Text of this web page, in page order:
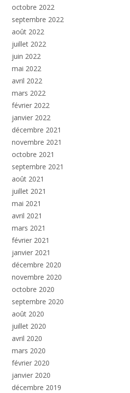
octobre 2022
septembre 2022
août 2022
juillet 2022
juin 2022
mai 2022
avril 2022
mars 2022
février 2022
janvier 2022
décembre 2021
novembre 2021
octobre 2021
septembre 2021
août 2021
juillet 2021
mai 2021
avril 2021
mars 2021
février 2021
janvier 2021
décembre 2020
novembre 2020
octobre 2020
septembre 2020
août 2020
juillet 2020
avril 2020
mars 2020
février 2020
janvier 2020
décembre 2019